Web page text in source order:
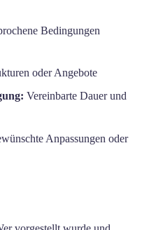
Bedingungen
oder Angebote
Vereinbarte Dauer und
Anpassungen oder